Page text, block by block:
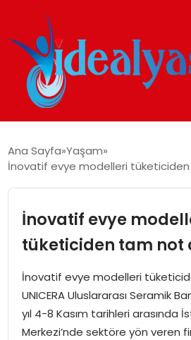
EKONOMI
İDEAL YAŞAM
İDEAL SPOR
YAŞAM
Ana Sayfa Yaşam
İnovatif evye modelleri
İnovatif evye
tüketiciden tam not
İnovatif evye modelleri
UNICERA Uluslararası Seramik
yıl 4-8 Kasım tarihleri arasında
Merkezi’nde sektöre yön veren